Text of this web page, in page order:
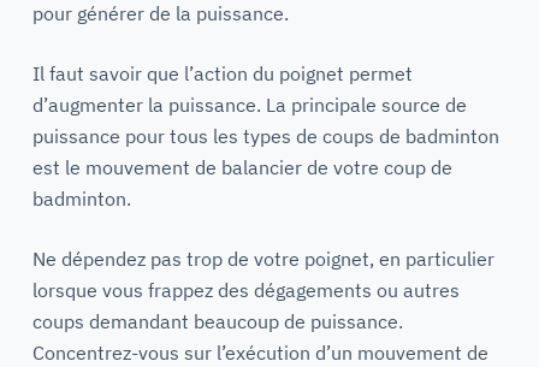
pour générer de la puissance.
Il faut savoir que l’action du poignet permet
d’augmenter la puissance. La principale source de
puissance pour tous les types de coups de badminton
est le mouvement de balancier de votre coup de
badminton.
Ne dépendez pas trop de votre poignet, en particulier
lorsque vous frappez des dégagements ou autres
coups demandant beaucoup de puissance.
Concentrez-vous sur l’exécution d’un mouvement de